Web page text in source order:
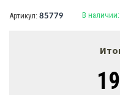
Артикул: 85779 В наличии: